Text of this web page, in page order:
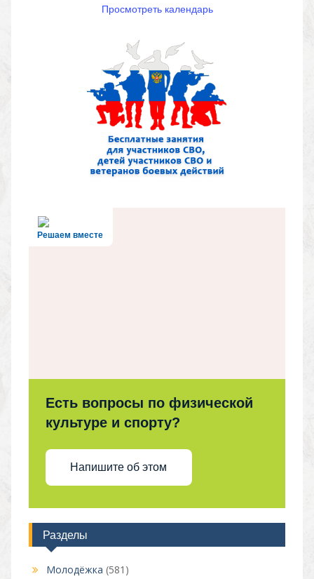
Просмотреть календарь
Решаем вместе
Есть вопросы по физической
культуре и спорту?
Напишите об этом
Разделы
Молодёжка (581)